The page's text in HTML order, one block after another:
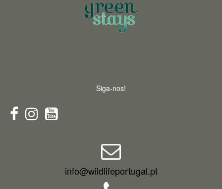
Siga-nos!
info@wildlifeportugal.pt